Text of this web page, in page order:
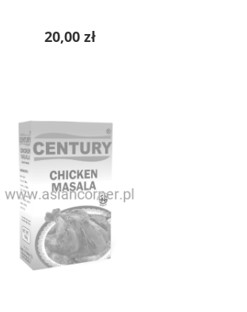
20,00 zł
powiadom o dostępności